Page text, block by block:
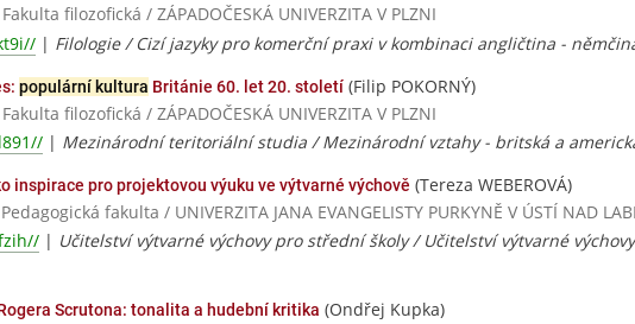
filozofická / ZÁPADOČESKÁ UNIVERZITA V PLZNI
| Filologie / Cizí jazyky pro komerční praxi v kombinaci angličtina -
populární kultura Británie 60. let 20. století (Filip POKORNÝ)
filozofická / ZÁPADOČESKÁ UNIVERZITA V PLZNI
| Mezinárodní teritoriální studia / Mezinárodní vztahy - britská a
inspirace pro projektovou výuku ve výtvarné výchově (Tereza WEBEROVÁ)
fakulta / UNIVERZITA JANA EVANGELISTY PURKYNĚ V ÚSTÍ NAD
| Učitelství výtvarné výchovy pro střední školy / Učitelství výtvarné
Scrutona: tonalita a hudební kritika (Ondřej Kupka)